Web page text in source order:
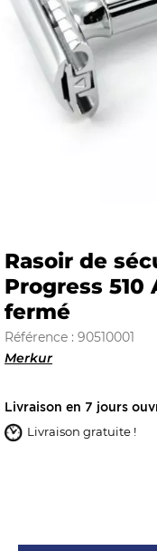
Rasoir de
Progress
fermé
Référence : 90510001
Merkur
Livraison en 7 jours
Livraison gratuite !